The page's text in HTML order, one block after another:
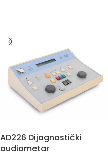
AD226 Dijagnostički
audiometar